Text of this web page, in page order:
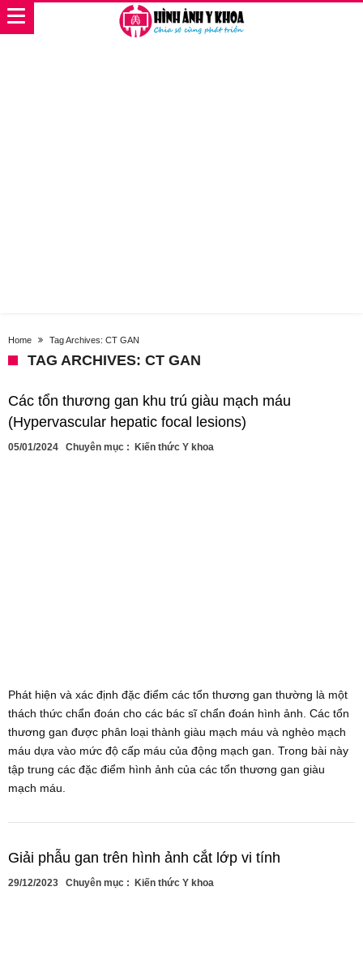
Home Tag Archives: CT GAN
TAG ARCHIVES: CT GAN
Các tổn thương gan khu trú giàu mạch máu
(Hypervascular hepatic focal lesions)
05/01/2024 Chuyên mục : Kiến thức Y khoa
Phát hiện và xác định đặc điểm các tổn thương gan thường là một
thách thức chẩn đoán cho các bác sĩ chẩn đoán hình ảnh. Các tổn
thương gan được phân loại thành giàu mạch máu và nghèo mạch
máu dựa vào mức độ cấp máu của động mạch gan. Trong bài này
tập trung các đặc điểm hình ảnh của các tổn thương gan giàu
mạch máu.
Giải phẫu gan trên hình ảnh cắt lớp vi tính
29/12/2023 Chuyên mục : Kiến thức Y khoa